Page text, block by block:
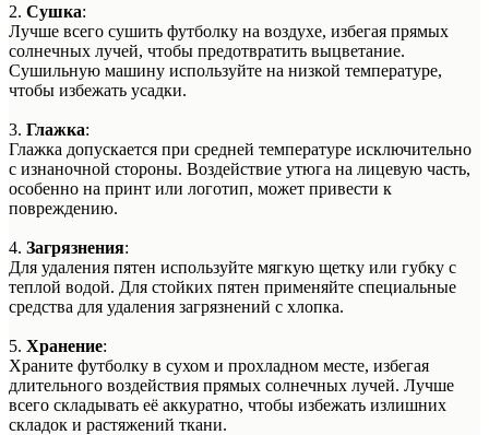
2. Сушка:
Лучше всего сушить футболку на воздухе, избегая прямых
солнечных лучей, чтобы предотвратить выцветание.
Сушильную машину используйте на низкой температуре,
чтобы избежать усадки.
3. Глажка:
Глажка допускается при средней температуре исключительно
с изнаночной стороны. Воздействие утюга на лицевую часть,
особенно на принт или логотип, может привести к
повреждению.
4. Загрязнения:
Для удаления пятен используйте мягкую щетку или губку с
теплой водой. Для стойких пятен применяйте специальные
средства для удаления загрязнений с хлопка.
5. Хранение:
Храните футболку в сухом и прохладном месте, избегая
длительного воздействия прямых солнечных лучей. Лучше
всего складывать её аккуратно, чтобы избежать излишних
складок и растяжений ткани.